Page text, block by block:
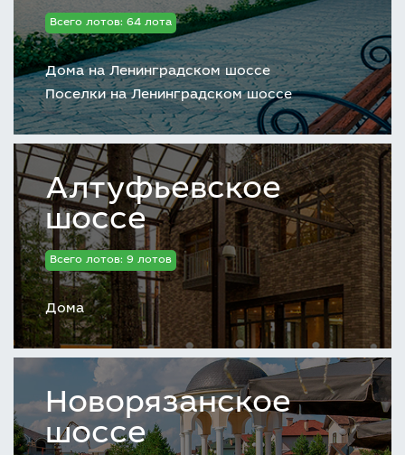
Всего лотов: 64 лота
Дома на Ленинградском шоссе
Поселки на Ленинградском шоссе
Алтуфьевское
шоссе
Всего лотов: 9 лотов
Дома
Новорязанское
шоссе